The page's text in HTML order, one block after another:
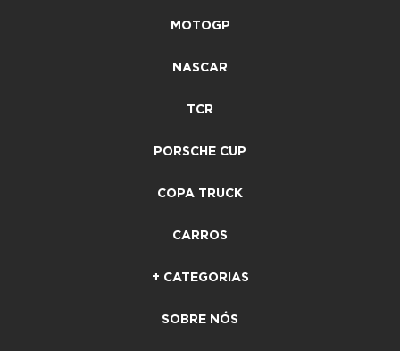
MOTOGP
NASCAR
TCR
PORSCHE CUP
COPA TRUCK
CARROS
+ CATEGORIAS
SOBRE NÓS